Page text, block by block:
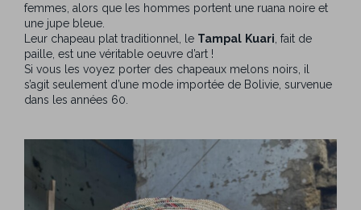
femmes, alors que les hommes portent une ruana noire et
une jupe bleue.
Leur chapeau plat traditionnel, le Tampal Kuari , fait de
paille, est une véritable oeuvre d’art !
Si vous les voyez porter des chapeaux melons noirs, il
s’agit seulement d’une mode importée de Bolivie, survenue
dans les années 60.